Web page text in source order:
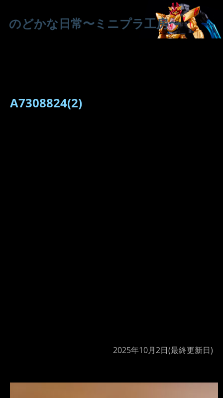
のどかな日常〜ミニプラ工房〜
A7308824(2)
2025年10月2日(最終更新日)